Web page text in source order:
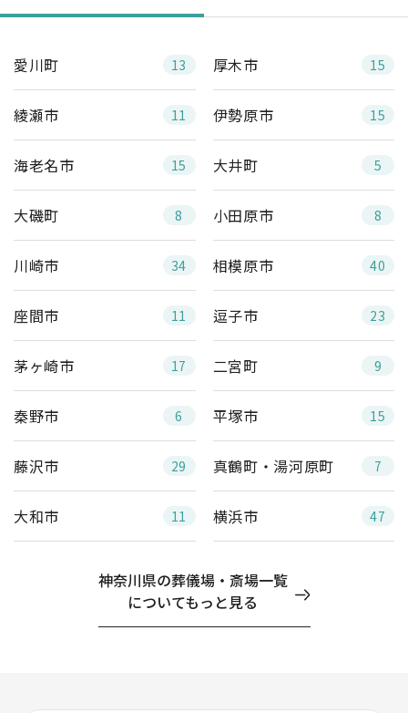
愛川町 13 厚木市 15
綾瀬市 11 伊勢原市 15
海老名市 15 大井町 5
大磯町 8 小田原市 8
川崎市 34 相模原市 40
座間市 11 逗子市 23
茅ヶ崎市 17 二宮町 9
秦野市 6 平塚市 15
藤沢市 29 真鶴町・湯河原町 7
大和市 11 横浜市 47
神奈川県の葬儀場・斎場一覧
についてもっと見る